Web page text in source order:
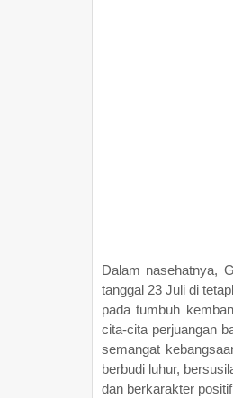
Dalam nasehatnya,
tanggal 23 Juli di
pada tumbuh
cita-cita perjuangan
semangat
berbudi luhur,
dan berkarakter